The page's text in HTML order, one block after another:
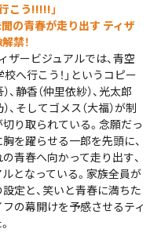
こう!!!!!」
の青春が走り出す ティザ
禁！
ザービジュアルでは、青空
へ行こう！」というコピー
、静香（仲里依紗）、光太郎
、そしてゴメス（大福）が制
り取られている。念願だっ
を躍らせる一郎を先頭に、
青春へ向かって走り出す、
となっている。家族全員が
定と、笑いと青春に満ちた
の幕開けを予感させるティ